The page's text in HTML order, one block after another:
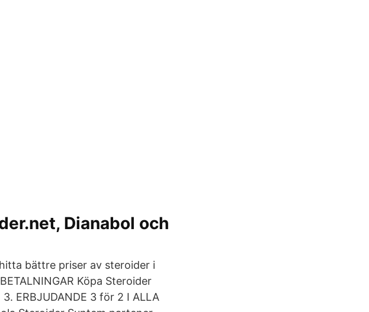
Dianabol och
bättre priser av steroider i
Köpa Steroider
ERBJUDANDE 3 för 2 I ALLA